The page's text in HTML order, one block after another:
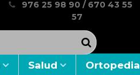
976 25 98 90 / 670 43 55
57
Salud Ortopedia